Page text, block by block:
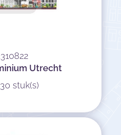
Utrecht
stuk(s)